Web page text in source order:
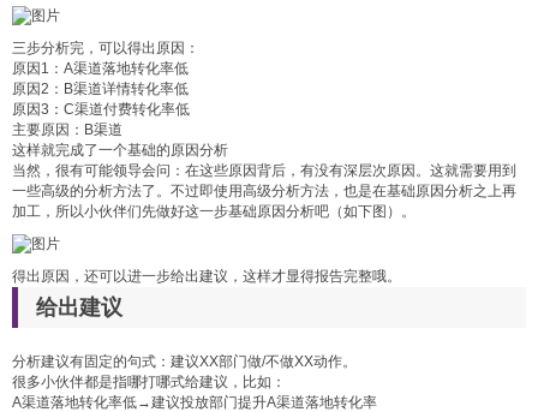
三步分析完，可以得出原因：
原因1：A渠道落地转化率低
原因2：B渠道详情转化率低
原因3：C渠道付费转化率低
主要原因：B渠道
这样就完成了一个基础的原因分析
当然，很有可能领导会问：在这些原因背后，有没有深层次原因。这就需要用到
一些高级的分析方法了。不过即使用高级分析方法，也是在基础原因分析之上再
加工，所以小伙伴们先做好这一步基础原因分析吧（如下图）。
得出原因，还可以进一步给出建议，这样才显得报告完整哦。
给出建议
分析建议有固定的句式：建议XX部门做/不做XX动作。
很多小伙伴都是指哪打哪式给建议，比如：
A渠道落地转化率低→建议投放部门提升A渠道落地转化率